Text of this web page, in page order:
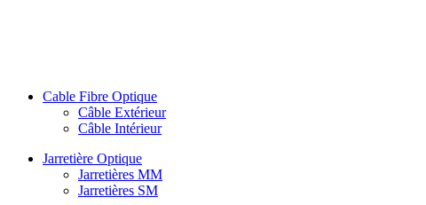
Cable Fibre Optique
Câble Extérieur
Câble Intérieur
Jarretière Optique
Jarretières MM
Jarretières SM